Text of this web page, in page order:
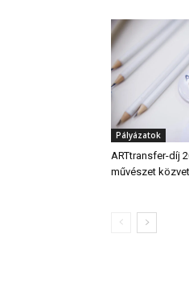
Pályázatok
ARTtransfer-díj
művészet